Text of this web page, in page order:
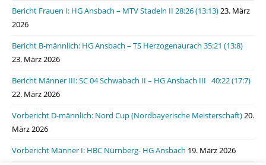
Bericht Frauen I: HG Ansbach – MTV Stadeln II 28:26 (13:13)23. März
2026
Bericht B-männlich: HG Ansbach – TS Herzogenaurach 35:21 (13:8)
23. März 2026
Bericht Männer III: SC 04 Schwabach II – HG Ansbach III 40:22 (17:7)
22. März 2026
Vorbericht D-männlich: Nord Cup (Nordbayerische Meisterschaft)20.
März 2026
Vorbericht Männer I: HBC Nürnberg- HG Ansbach 19. März 2026